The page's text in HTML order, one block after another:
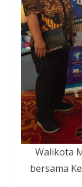
Walikota
bersama